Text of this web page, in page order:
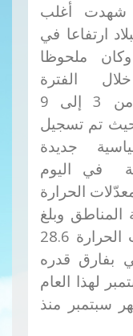
شهدت أغلب
ارتفاعا في
ملحوظا
الفترة
الممتدة من 3 إلى 9
تم تسجيل
جديدة
في اليوم
الحرارة
المناطق وبلغ
المعدّل العام لمتوسط درجات الحرارة 28.6
بفارق قدره
لهذا العام
سبتمبر منذ